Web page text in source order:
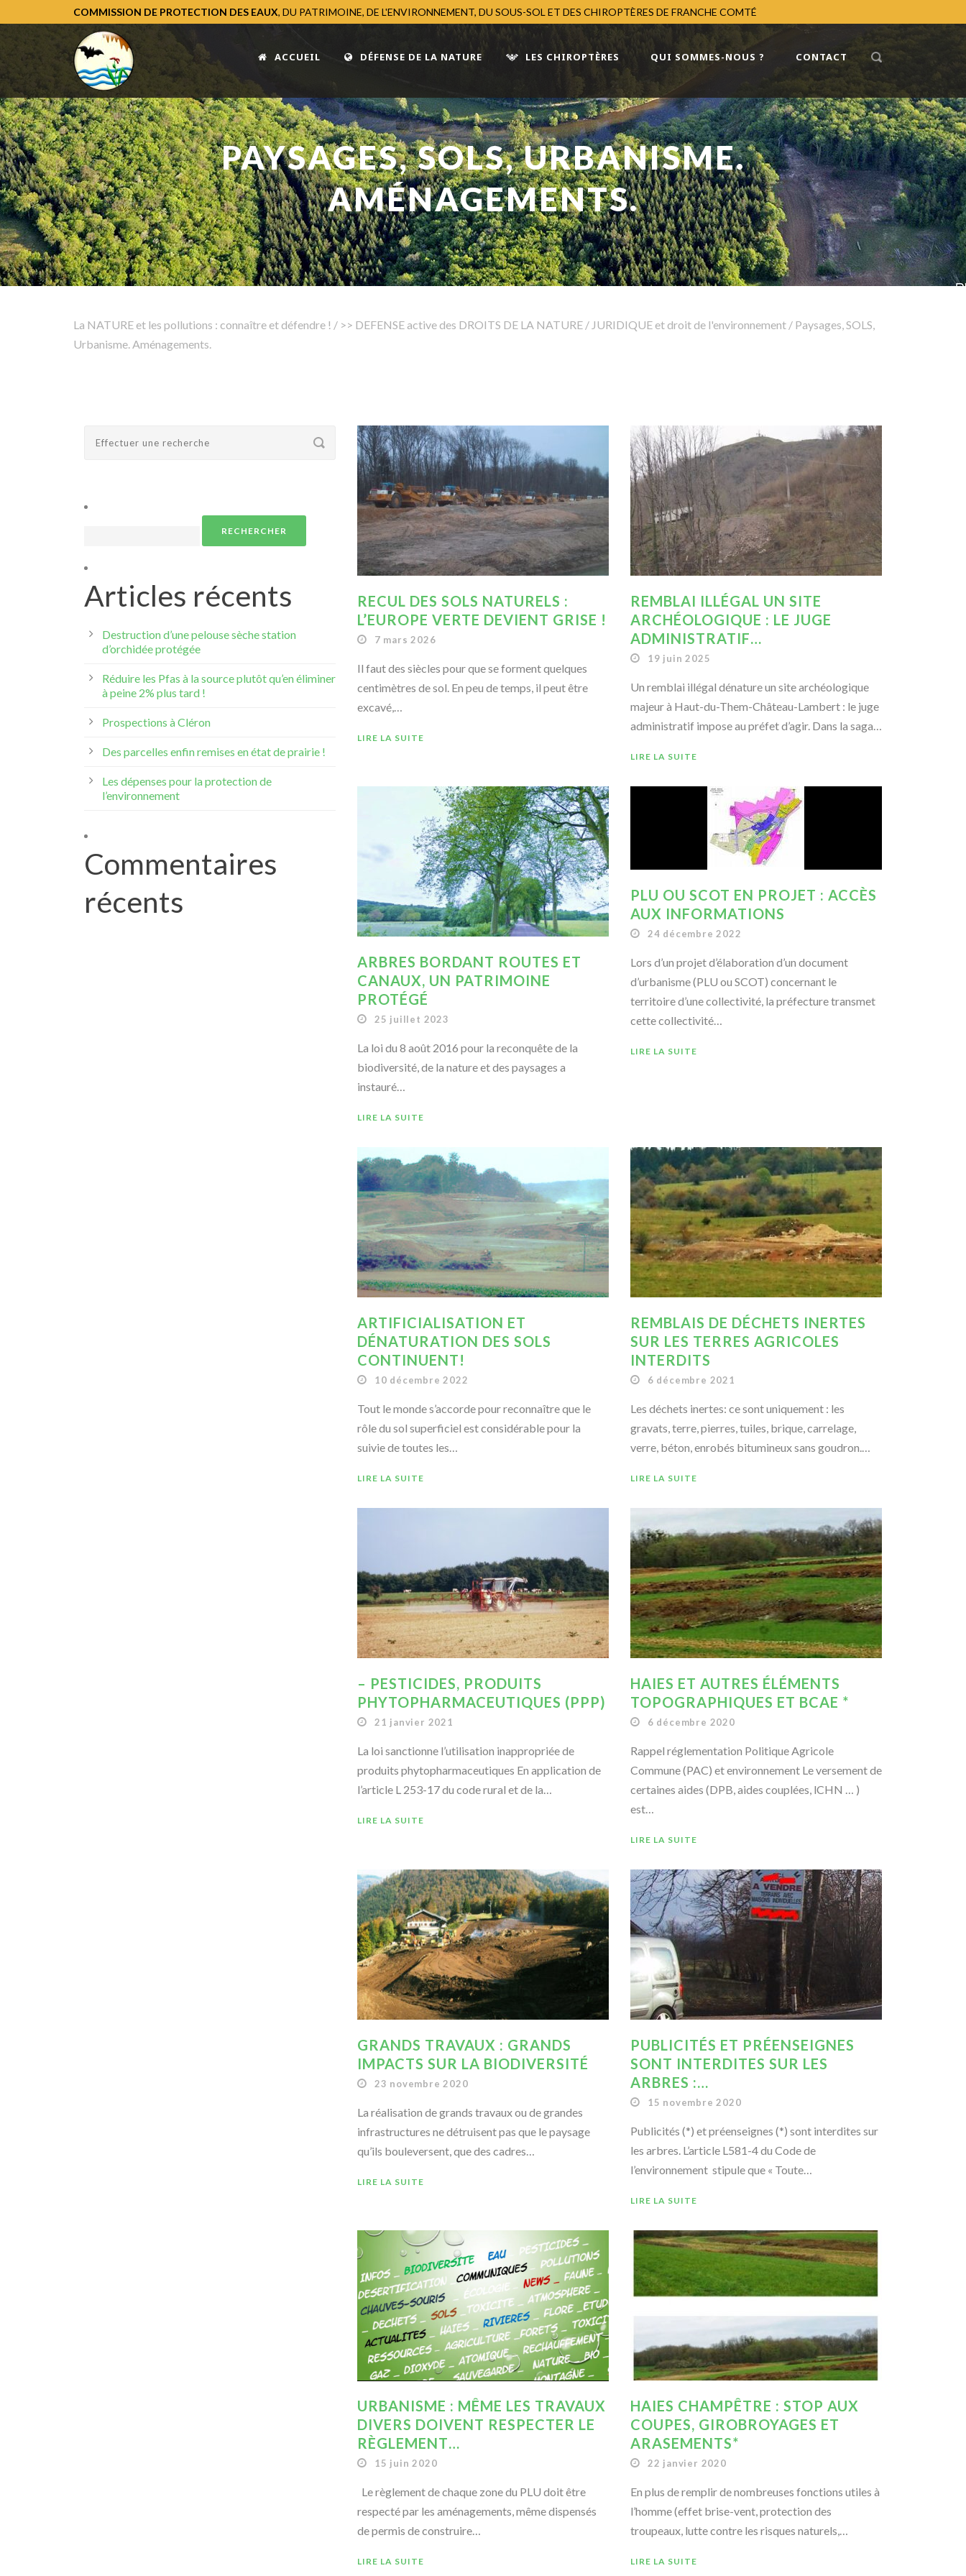
COMMISSION DE PROTECTION DES EAUX, DU PATRIMOINE, DE L'ENVIRONNEMENT, DU SOUS-SOL ET DES CHIROPTÈRES DE FRANCHE COMTÉ
ACCUEIL DÉFENSE DE LA NATURE LES CHIROPTÈRES QUI SOMMES-NOUS ? CONTACT
PAYSAGES, SOLS, URBANISME.
AMÉNAGEMENTS.
La NATURE et les pollutions : connaître et défendre ! / >> DEFENSE active des DROITS DE LA NATURE / JURIDIQUE et droit de l'environnement / Paysages, SOLS,
Urbanisme. Aménagements.
Articles récents
Destruction d’une pelouse sèche station
d’orchidée protégée
Réduire les Pfas à la source plutôt qu’en éliminer
à peine 2% plus tard !
Prospections à Cléron
Des parcelles enfin remises en état de prairie !
Les dépenses pour la protection de
l’environnement
Commentaires
récents
RECUL DES SOLS NATURELS :
L’EUROPE VERTE DEVIENT GRISE !
7 mars 2026
Il faut des siècles pour que se forment quelques
centimètres de sol. En peu de temps, il peut être
excavé,…
LIRE LA SUITE
REMBLAI ILLÉGAL UN SITE
ARCHÉOLOGIQUE : LE JUGE
ADMINISTRATIF…
19 juin 2025
Un remblai illégal dénature un site archéologique
majeur à Haut-du-Them-Château-Lambert : le juge
administratif impose au préfet d’agir. Dans la saga…
LIRE LA SUITE
ARBRES BORDANT ROUTES ET
CANAUX, UN PATRIMOINE
PROTÉGÉ
25 juillet 2023
La loi du 8 août 2016 pour la reconquête de la
biodiversité, de la nature et des paysages a
instauré…
LIRE LA SUITE
PLU OU SCOT EN PROJET : ACCÈS
AUX INFORMATIONS
24 décembre 2022
Lors d’un projet d’élaboration d’un document
d’urbanisme (PLU ou SCOT) concernant le
territoire d’une collectivité, la préfecture transmet
cette collectivité…
LIRE LA SUITE
ARTIFICIALISATION ET
DÉNATURATION DES SOLS
CONTINUENT!
10 décembre 2022
Tout le monde s’accorde pour reconnaître que le
rôle du sol superficiel est considérable pour la
suivie de toutes les…
LIRE LA SUITE
REMBLAIS DE DÉCHETS INERTES
SUR LES TERRES AGRICOLES
INTERDITS
6 décembre 2021
Les déchets inertes: ce sont uniquement : les
gravats, terre, pierres, tuiles, brique, carrelage,
verre, béton, enrobés bitumineux sans goudron.…
LIRE LA SUITE
– PESTICIDES, PRODUITS
PHYTOPHARMACEUTIQUES (PPP)
21 janvier 2021
La loi sanctionne l’utilisation inappropriée de
produits phytopharmaceutiques En application de
l’article L 253-17 du code rural et de la…
LIRE LA SUITE
HAIES ET AUTRES ÉLÉMENTS
TOPOGRAPHIQUES ET BCAE *
6 décembre 2020
Rappel réglementation Politique Agricole
Commune (PAC) et environnement Le versement de
certaines aides (DPB, aides couplées, lCHN … )
est…
LIRE LA SUITE
GRANDS TRAVAUX : GRANDS
IMPACTS SUR LA BIODIVERSITÉ
23 novembre 2020
La réalisation de grands travaux ou de grandes
infrastructures ne détruisent pas que le paysage
qu’ils bouleversent, que des cadres…
LIRE LA SUITE
PUBLICITÉS ET PRÉENSEIGNES
SONT INTERDITES SUR LES
ARBRES :…
15 novembre 2020
Publicités (*) et préenseignes (*) sont interdites sur
les arbres. L’article L581-4 du Code de
l’environnement stipule que « Toute…
LIRE LA SUITE
URBANISME : MÊME LES TRAVAUX
DIVERS DOIVENT RESPECTER LE
RÈGLEMENT…
15 juin 2020
Le règlement de chaque zone du PLU doit être
respecté par les aménagements, même dispensés
de permis de construire…
LIRE LA SUITE
HAIES CHAMPÊTRE : STOP AUX
COUPES, GIROBROYAGES ET
ARASEMENTS*
22 janvier 2020
En plus de remplir de nombreuses fonctions utiles à
l’homme (effet brise-vent, protection des
troupeaux, lutte contre les risques naturels,…
LIRE LA SUITE